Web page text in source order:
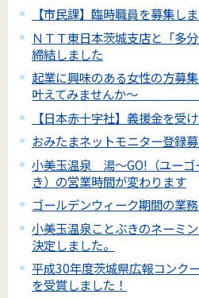
【市民課】臨時職員を募集し
ＮＴＴ東日本茨城支店と「多
締結しました
起業に興味のある女性の方募
叶えてみませ
【日本赤十字社】義援金を受
おみたまネットモニター登録
小美玉温泉 湯～GO!（ユーゴ
き）の営業時間が変わります
ゴールデンウィーク期間の業
小美玉温泉ことぶきのネーミ
決定しました。
平成30年度茨城県広報コンク
を受賞しました！